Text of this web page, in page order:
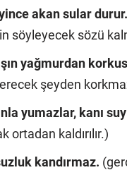
akan sular durur.
söyleyecek sözü
yağmurdan
şeyden
yumazlar, kanı
ortadan kaldırılır.)
kandırmaz.